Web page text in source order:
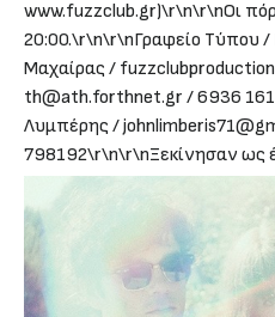
www.fuzzclub.gr)\r\n\r\nΟι
20:00.\r\n\r\nΓραφείο Τύπου
Μαχαίρας /
th@ath.forthnet.gr / 6936
Λυμπέρης /
798192\r\n\r\nΞεκίνησαν ως